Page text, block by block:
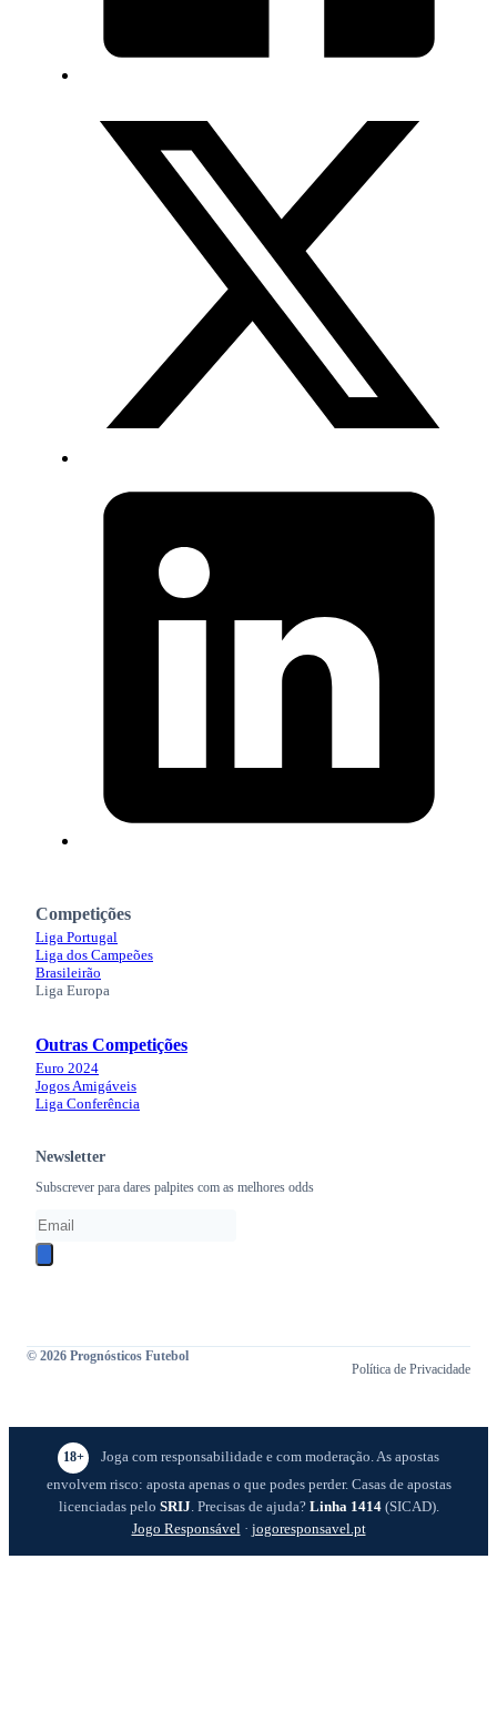
Competições
Liga Portugal
Liga dos Campeões
Brasileirão
Liga Europa
Outras Competições
Euro 2024
Jogos Amigáveis
Liga Conferência
Newsletter
Subscrever para dares palpites com as melhores odds
© 2026 Prognósticos Futebol
Política de Privacidade
18+
Joga com responsabilidade e com moderação. As apostas
envolvem risco: aposta apenas o que podes perder. Casas de apostas
licenciadas pelo SRIJ . Precisas de ajuda? Linha 1414(SICAD).
Jogo Responsável · jogoresponsavel.pt